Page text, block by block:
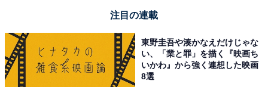
注目の連載
東野圭吾や湊かなえだけじゃな
い、「業と罪」を描く『映画ち
いかわ』から強く連想した映画
8選